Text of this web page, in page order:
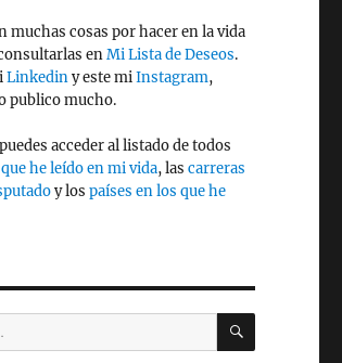
muchas cosas por hacer en la vida
enMi Lista de Deseos.
Linkediny este miInstagram,
publico mucho.
acceder al listado de todos
he leído en mi vida, las carreras
y los países en los que he
BUSCAR